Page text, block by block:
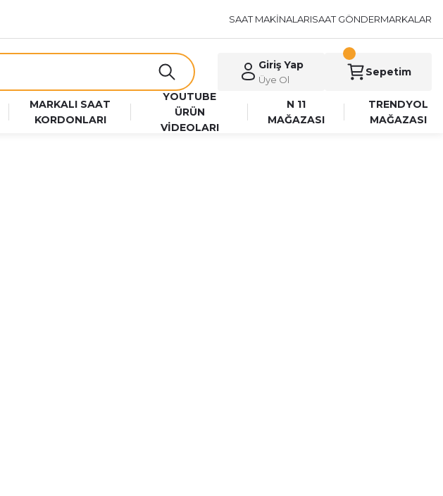
SAAT MAKİNALARISAAT GÖNDERMARKALAR
Giriş Yap
Üye Ol
Sepetim
MARKALI SAAT
KORDONLARI
YOUTUBE
ÜRÜN
VİDEOLARI
N 11
MAĞAZASI
TRENDYOL
MAĞAZASI